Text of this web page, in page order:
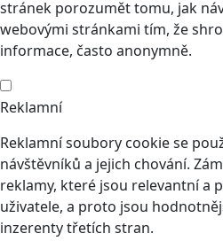
stránek porozumět tomu, jak
webovými stránkami tím, že
informace, často anonymně.
Reklamní
Reklamní soubory cookie se
návštěvníků a jejich chování.
reklamy, které jsou relevantní a
uživatele, a proto jsou
inzerenty třetích stran.